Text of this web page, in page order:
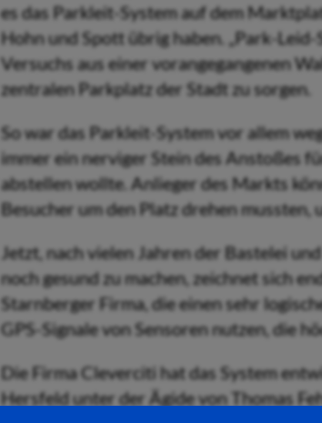
es das Parkleit-System auf dem
Hohn und Spott übrig haben. „Park-
Versuchs aus einer vorangegangenen
zentralen Parkplatz der Stadt zu sorgen.
So war das Parkleit-System vor allem
immer ein nerviger Stein des Anstoßes
abstellen wollte. Anlieger des Markts
Besucher um den Platz drehen mussten,
Jetzt, nach vielen Jahren der Bastelei
noch gesund zu machen, zeichnet sich
Starnberger Firma, die einen sehr
GPS-Signale von Sensoren nutzen, die
Die Firma Cleverciti hat das System
Hersfeld unter der Ägide von Thomas